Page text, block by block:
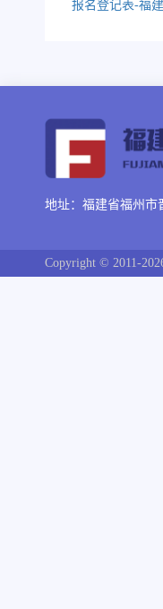
报名登记表-福
地址：福建省福州市
Copyright © 2011-